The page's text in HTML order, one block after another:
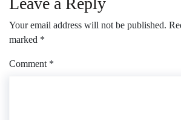
Your email address will not be published.
marked *
Comment *